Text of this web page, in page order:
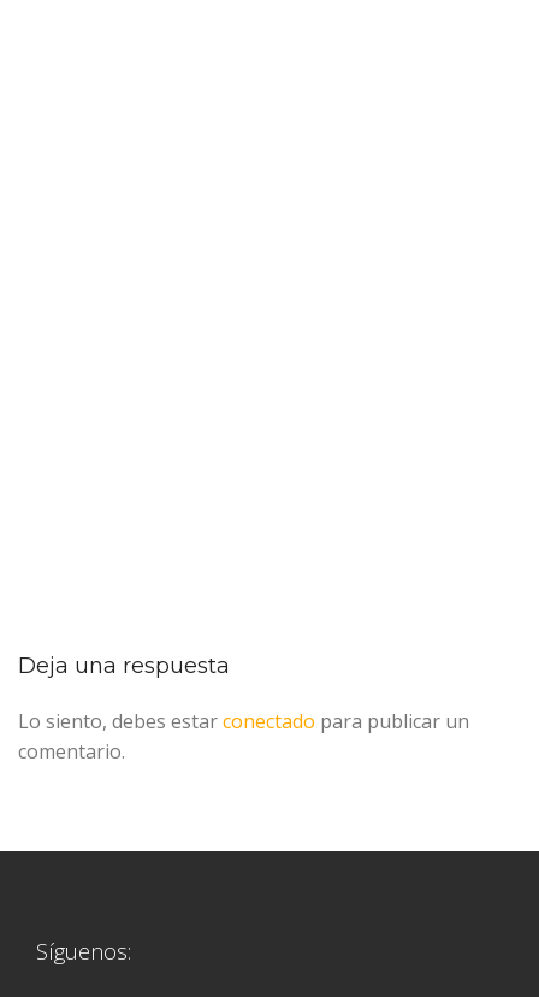
Deja una respuesta
Lo siento, debes estarconectado para publicar un
comentario.
Síguenos: